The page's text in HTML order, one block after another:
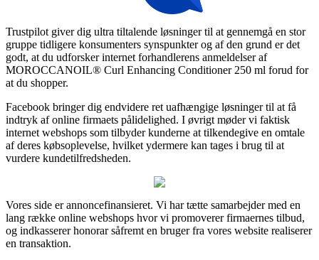
Trustpilot giver dig ultra tiltalende løsninger til at gennemgå en stor
gruppe tidligere konsumenters synspunkter og af den grund er det
godt, at du udforsker internet forhandlerens anmeldelser af
MOROCCANOIL® Curl Enhancing Conditioner 250 ml forud for
at du shopper.
Facebook bringer dig endvidere ret uafhængige løsninger til at få
indtryk af online firmaets pålidelighed. I øvrigt møder vi faktisk
internet webshops som tilbyder kunderne at tilkendegive en omtale
af deres købsoplevelse, hvilket ydermere kan tages i brug til at
vurdere kundetilfredsheden.
Vores side er annoncefinansieret. Vi har tætte samarbejder med en
lang række online webshops hvor vi promoverer firmaernes tilbud,
og indkasserer honorar såfremt en bruger fra vores website realiserer
en transaktion.